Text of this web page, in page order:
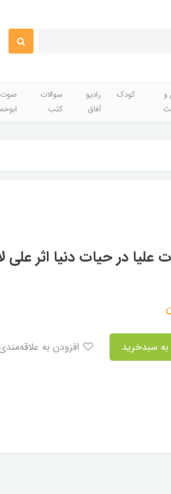
و
کودک
رادیو
آفاق
سوالات
کتب
صوت
علیا در حیات دنیا اثر علی